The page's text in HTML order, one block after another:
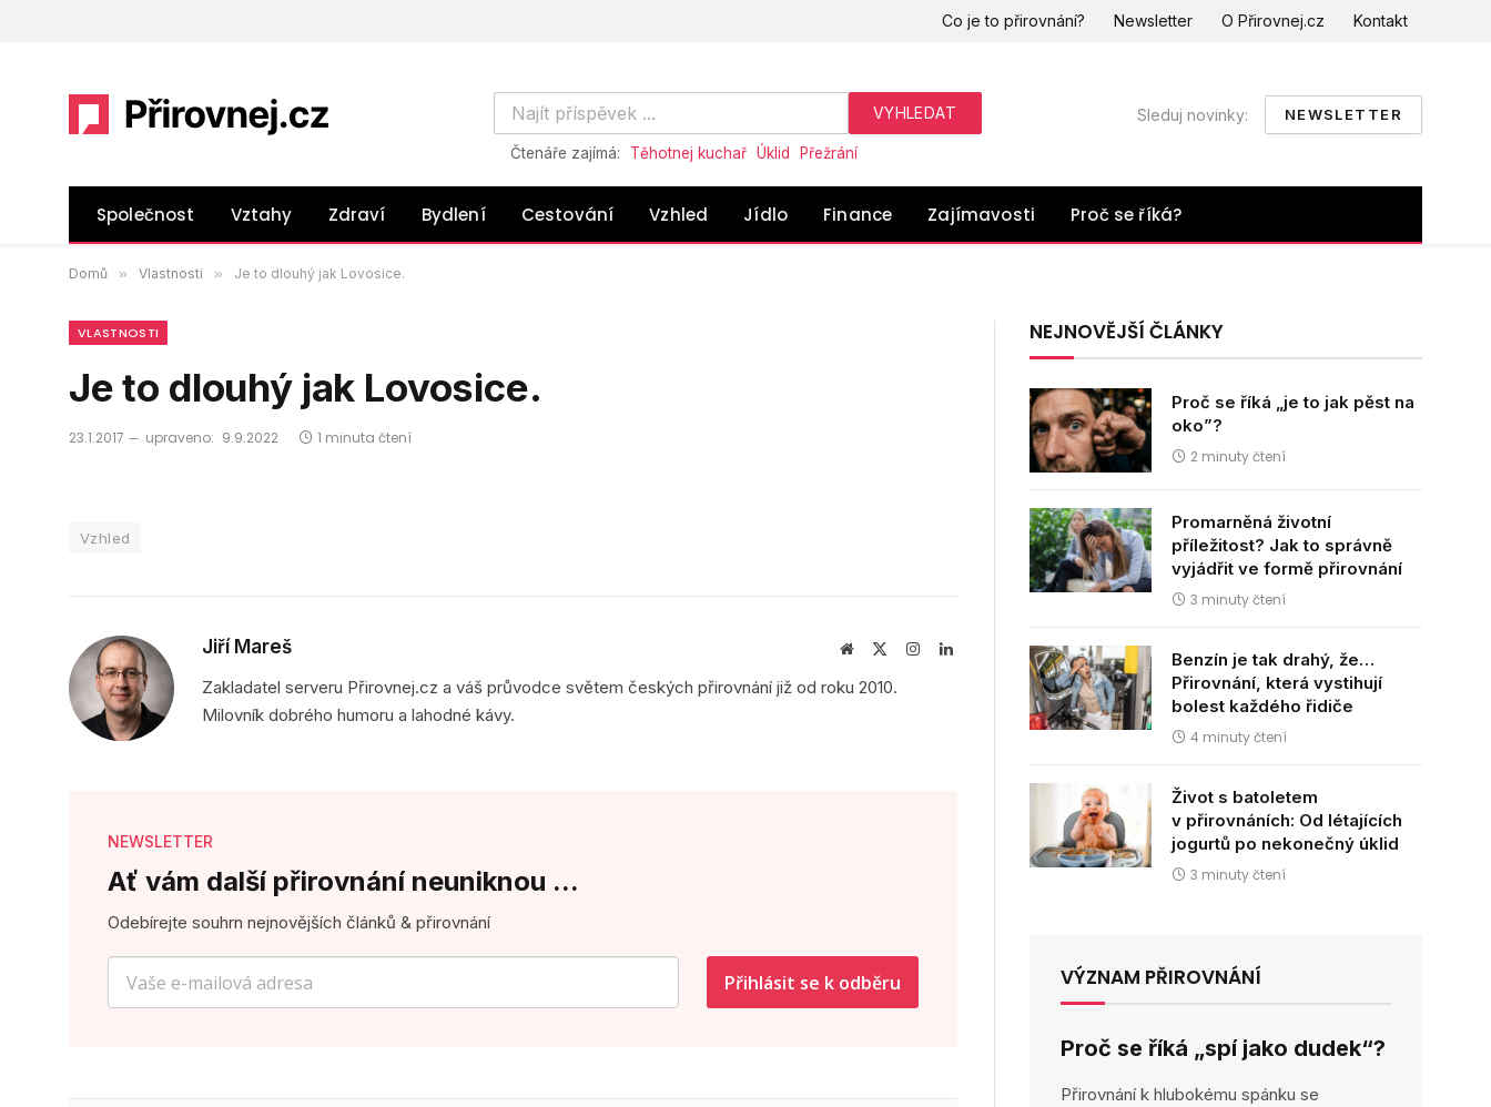
Co je to přirovnání? Newsletter O Přirovnej.cz Kontakt
Čtenáře zajímá: Těhotnej kuchař Úklid Přežrání
Sleduj novinky: NEWSLETTER
Společnost Vztahy Zdraví Bydlení Cestování Vzhled Jídlo Finance Zajímavosti Proč se říká?
Domů » Vlastnosti » Je to dlouhý jak Lovosice.
VLASTNOSTI
Je to dlouhý jak Lovosice.
23.1.2017 upraveno: 9.9.2022 1 minuta čtení
Vzhled
Jiří Mareš
Webová
InstagramLinkedIn
Zakladatel serveru Přirovnej.cz a váš průvodce světem českých přirovnání již od roku 2010.
Milovník dobrého humoru a lahodné kávy.
NEWSLETTER
Ať vám další přirovnání neuniknou ...
Odebírejte souhrn nejnovějších článků & přirovnání
Přihlásit se k odběru
NEJNOVĚJŠÍ ČLÁNKY
Proč se říká „je to jak pěst na
oko”?
2 minuty čtení
Promarněná životní
příležitost? Jak to správně
vyjádřit ve formě přirovnání
3 minuty čtení
Benzín je tak drahý, že…
Přirovnání, která vystihují
bolest každého řidiče
4 minuty čtení
Život s batoletem
v přirovnáních: Od létajících
jogurtů po nekonečný úklid
3 minuty čtení
VÝZNAM PŘIROVNÁNÍ
Proč se říká „spí jako dudek“?
Přirovnání k hlubokému spánku se